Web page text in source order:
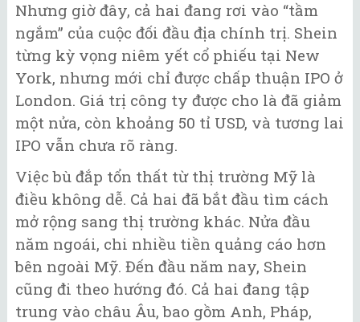
Nhưng giờ đây, cả hai đang rơi vào “tầm
ngắm” của cuộc đối đầu địa chính trị. Shein
từng kỳ vọng niêm yết cổ phiếu tại New
York, nhưng mới chỉ được chấp thuận IPO ở
London. Giá trị công ty được cho là đã giảm
một nửa, còn khoảng 50 tỉ USD, và tương lai
IPO vẫn chưa rõ ràng.
Việc bù đắp tổn thất từ thị trường Mỹ là
điều không dễ. Cả hai đã bắt đầu tìm cách
mở rộng sang thị trường khác. Nửa đầu
năm ngoái, chi nhiều tiền quảng cáo hơn
bên ngoài Mỹ. Đến đầu năm nay, Shein
cũng đi theo hướng đó. Cả hai đang tập
trung vào châu Âu, bao gồm Anh, Pháp,